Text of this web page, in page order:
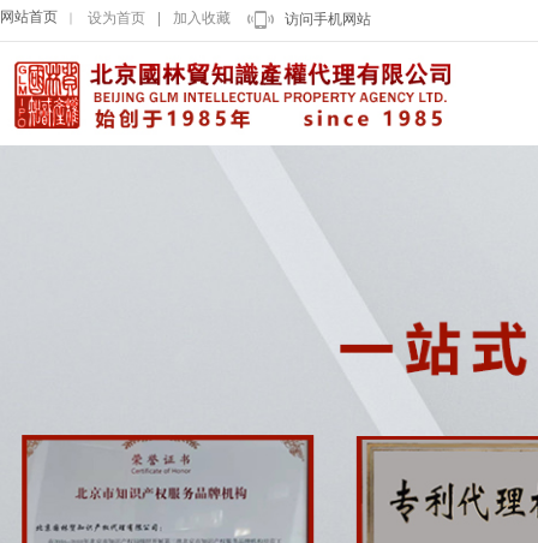
设为首页 加入收藏
网站首页 访问手机网站